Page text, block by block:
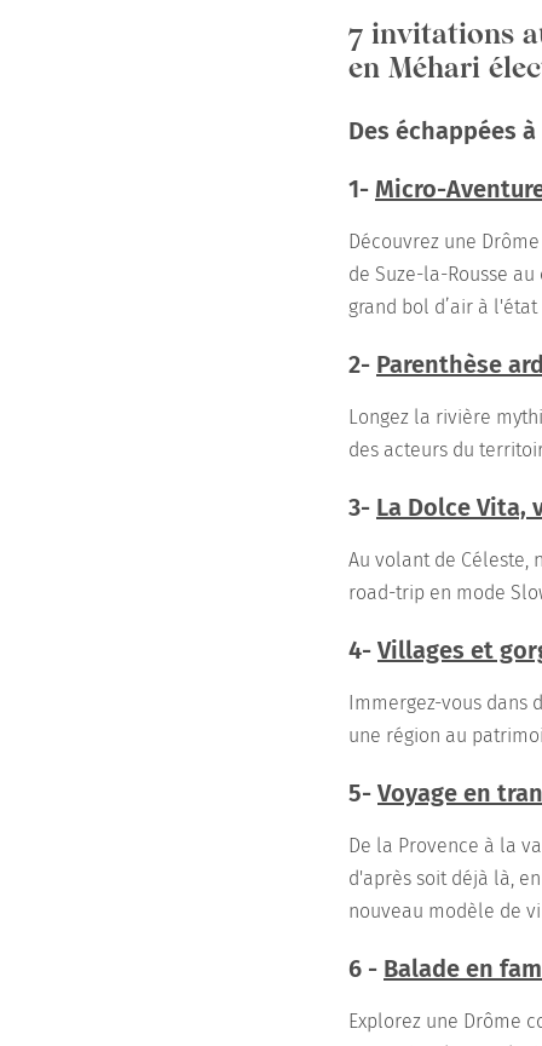
7 invitations
en Méhari
Des échappées
1- Micro-
Découvrez une
de Suze-la-Rousse
grand bol d’air à
2- Parenthèse
Longez la rivière
des acteurs du
3- La Dolce Vita,
Au volant de Céleste,
road-trip en mode
4- Villages et
Immergez-vous dans
une région au
5- Voyage en
De la Provence à la
d'après soit déjà là,
nouveau modèle de
6 - Balade en
Explorez une Drôme